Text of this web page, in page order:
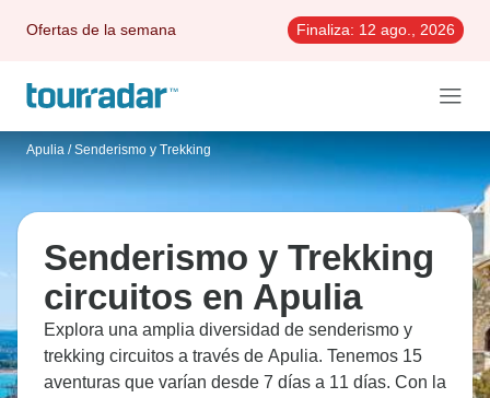
Ofertas de la semana Finaliza: 12 ago., 2026
Apulia / Senderismo y Trekking
Senderismo y Trekking
circuitos en Apulia
Explora una amplia diversidad de senderismo y
trekking circuitos a través de Apulia. Tenemos 15
aventuras que varían desde 7 días a 11 días. Con la